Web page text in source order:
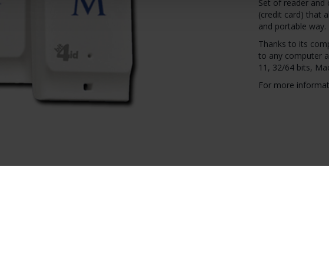
Set of reader and
(credit card) that
and portable way.
Thanks to its
to any computer
11, 32/64 bits,
For more